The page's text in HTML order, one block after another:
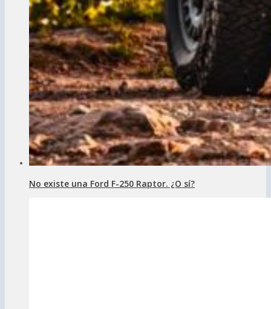
No existe una Ford F-250 Raptor. ¿O sí?